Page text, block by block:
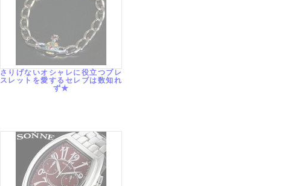
さりげないオシャレに役立つブレ
スレットを愛するセレブは数知れ
ず★